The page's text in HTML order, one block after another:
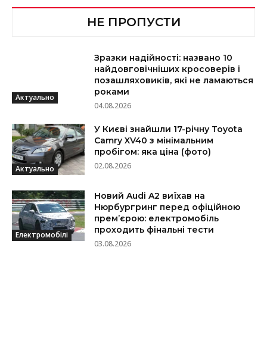
НЕ ПРОПУСТИ
Актуально
Зразки надійності: названо 10
найдовговічніших кросоверів і
позашляховиків, які не ламаються
роками
04.08.2026
Актуально
У Києві знайшли 17-річну Toyota
Camry XV40 з мінімальним
пробігом: яка ціна (фото)
02.08.2026
Електромобілі
Новий Audi A2 виїхав на
Нюрбургринг перед офіційною
прем’єрою: електромобіль
проходить фінальні тести
03.08.2026